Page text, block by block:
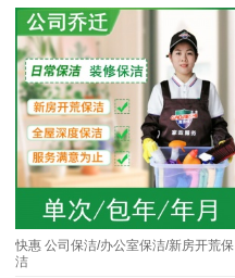
快惠 公司保洁/办公室保洁/新房开荒保
洁